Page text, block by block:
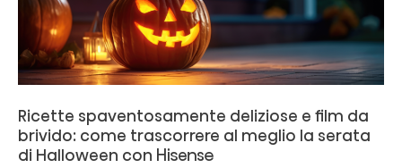
Ricette spaventosamente deliziose e film da
brivido: come trascorrere al meglio la serata
di Halloween con Hisense